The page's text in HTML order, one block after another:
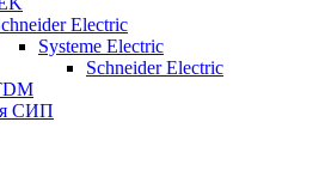
Electric
Systeme Electric
Schneider Electric
СИП